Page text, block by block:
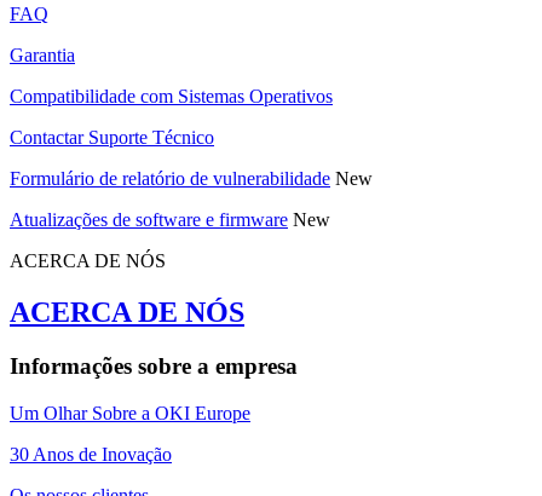
FAQ
Garantia
Compatibilidade com Sistemas Operativos
Contactar Suporte Técnico
Formulário de relatório de vulnerabilidade New
Atualizações de software e firmware New
ACERCA DE NÓS
ACERCA DE NÓS
Informações sobre a empresa
Um Olhar Sobre a OKI Europe
30 Anos de Inovação